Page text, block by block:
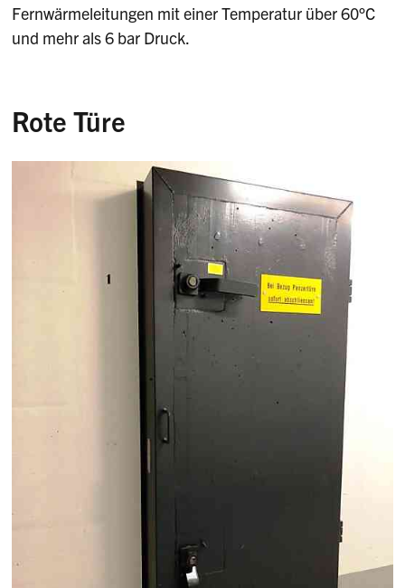
Fernwärmeleitungen mit einer Temperatur über 60°C
und mehr als 6 bar Druck.
Rote Türe